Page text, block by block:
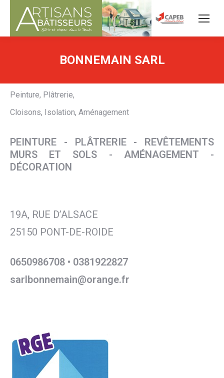
BONNEMAIN SARL
Peinture, Plâtrerie,
Cloisons, Isolation, Aménagement
PEINTURE - PLÂTRERIE - REVÊTEMENTS
MURS ET SOLS - AMÉNAGEMENT -
DÉCORATION
19A, RUE D’ALSACE
25150 PONT-DE-ROIDE
0650986708 • 0381922827
sarlbonnemain@orange.fr